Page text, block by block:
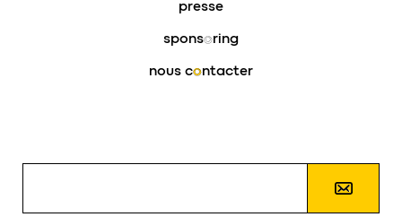
presse
sponsoring
nous contacter